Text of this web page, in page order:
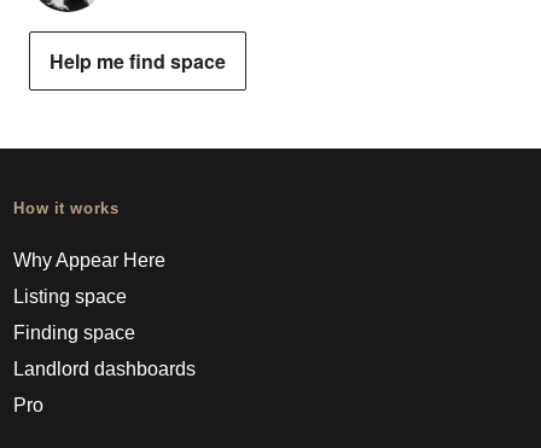
Help me find space
How it works
Why Appear Here
Listing space
Finding space
Landlord dashboards
Pro